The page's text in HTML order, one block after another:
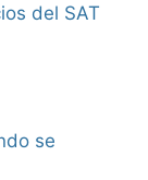
del SAT
se